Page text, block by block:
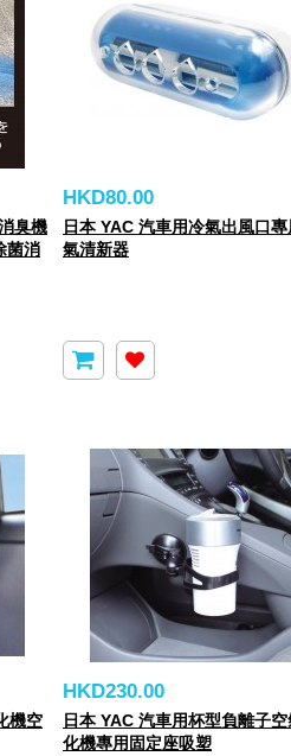
臭機
菌消
HKD80.00
日本 YAC 汽車用冷氣出風口
氣清新器
機空
HKD230.00
日本 YAC 汽車用杯型負離子
化機專用固定座吸塑